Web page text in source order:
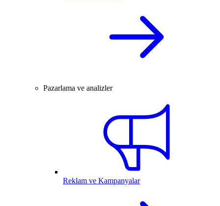
Pazarlama ve analizler
Reklam ve Kampanyalar